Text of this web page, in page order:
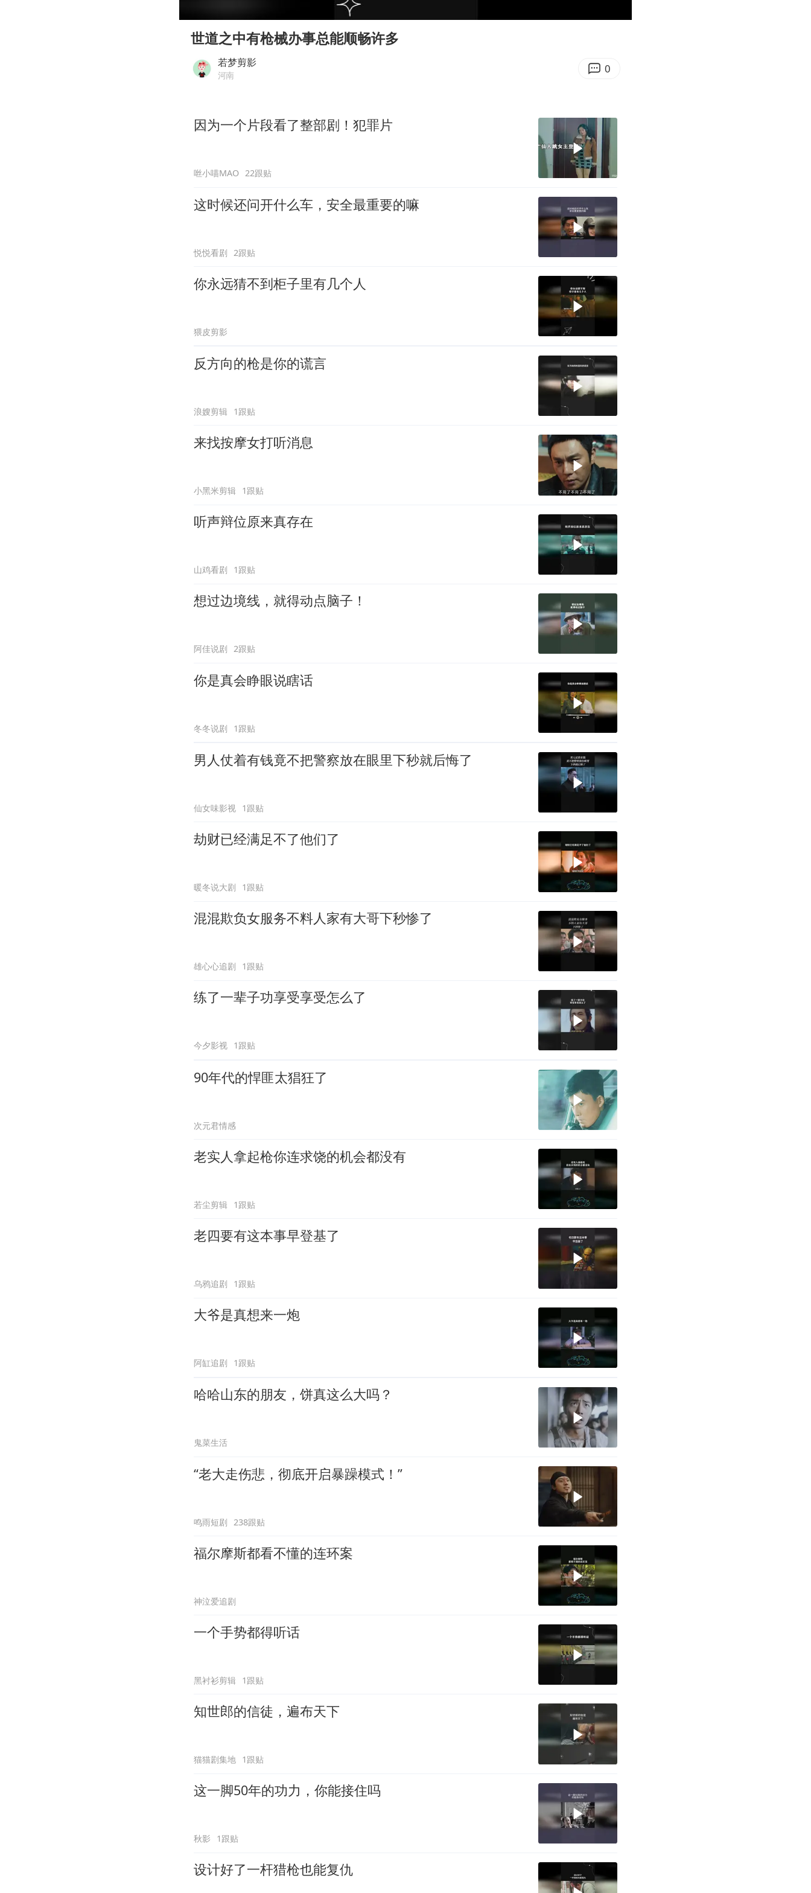
蒯曼挺进WTT横滨冠军赛女单四强
以军士兵把枪口对准中国记者
构建更高水平的全民健身公共服务体系
世道之中有枪械办事总能顺畅许多
若梦剪影
河南 0
因为一个片段看了整部剧！犯罪片
咝小喵MAO 22跟贴
这时候还问开什么车，安全最重要的嘛
悦悦看剧 2跟贴
你永远猜不到柜子里有几个人
猥皮剪影
反方向的枪是你的谎言
浪嫂剪辑 1跟贴
来找按摩女打听消息
小黑米剪辑 1跟贴
听声辩位原来真存在
山鸡看剧 1跟贴
想过边境线，就得动点脑子！
阿佳说剧 2跟贴
你是真会睁眼说瞎话
冬冬说剧 1跟贴
男人仗着有钱竟不把警察放在眼里下秒就后悔了
仙女味影视 1跟贴
劫财已经满足不了他们了
暖冬说大剧 1跟贴
混混欺负女服务不料人家有大哥下秒惨了
雄心心追剧 1跟贴
练了一辈子功享受享受怎么了
今夕影视 1跟贴
90年代的悍匪太猖狂了
次元君情感
老实人拿起枪你连求饶的机会都没有
若尘剪辑 1跟贴
老四要有这本事早登基了
乌鸦追剧 1跟贴
大爷是真想来一炮
阿缸追剧 1跟贴
哈哈山东的朋友，饼真这么大吗？
鬼菜生活
“老大走伤悲，彻底开启暴躁模式！”
鸣雨短剧 238跟贴
福尔摩斯都看不懂的连环案
神泣爱追剧
一个手势都得听话
黑衬衫剪辑 1跟贴
知世郎的信徒，遍布天下
猫猫剧集地 1跟贴
这一脚50年的功力，你能接住吗
秋影 1跟贴
设计好了一杆猎枪也能复仇